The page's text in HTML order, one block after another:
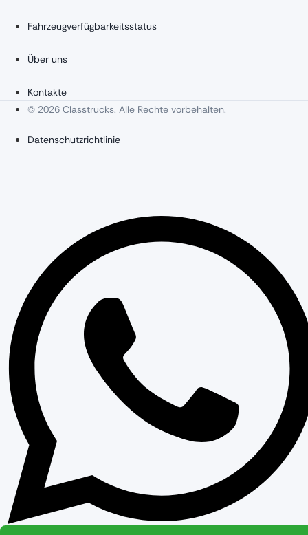
Fahrzeugverfügbarkeitsstatus
Über uns
Kontakte
© 2026 Classtrucks. Alle Rechte vorbehalten.
Datenschutzrichtlinie